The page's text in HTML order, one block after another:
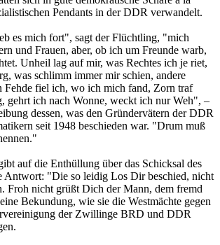
Pendants in der DDR verwandelt.
es mich fort", sagt der Flüchtling, "mich
und Frauen, aber, ob ich um Freunde warb,
Unheil lag auf mir, was Rechtes ich je riet,
was schlimm immer mir schien, andere
Fehde fiel ich, wo ich mich fand, Zorn traf
gehrt ich nach Wonne, weckt ich nur Weh", –
dessen, was den Gründervätern der DDR
seit 1948 beschieden war. "Drum muß
auf die Enthüllung über das Schicksal des
Antwort: "Die so leidig Los Dir beschied, nicht
Froh nicht grüßt Dich der Mann, dem fremd
Bekundung, wie sie die Westmächte gegen
der Zwillinge BRD und DDR